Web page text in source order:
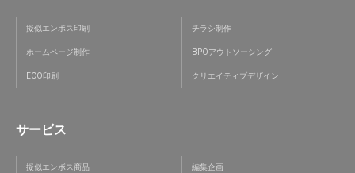
擬似エンボス印刷 チラシ制作
ホームページ制作 BPOアウトソーシング
ECO印刷 クリエイティブデザイン
サービス
擬似エンボス商品 編集企画